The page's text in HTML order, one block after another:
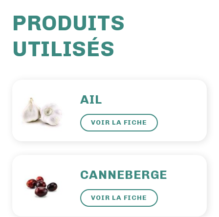
PRODUITS
UTILISÉS
AIL
VOIR LA FICHE
CANNEBERGE
VOIR LA FICHE